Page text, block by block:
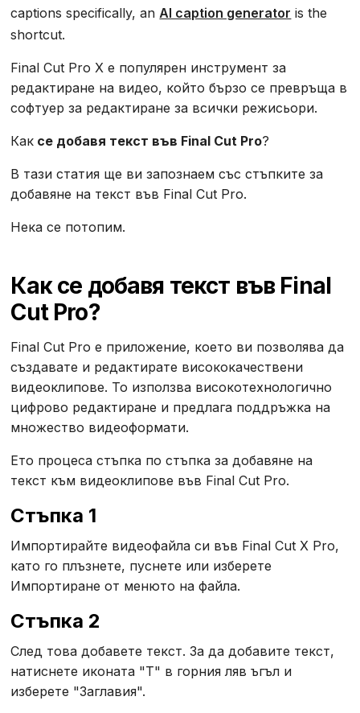
captions specifically, anAI caption generator is the
shortcut.
Final Cut Pro X е популярен инструмент за
редактиране на видео, който бързо се превръща в
софтуер за редактиране за всички режисьори.
Как се добавя текст във Final Cut Pro?
В тази статия ще ви запознаем със стъпките за
добавяне на текст във Final Cut Pro.
Нека се потопим.
Как се добавя текст във Final
Cut Pro?
Final Cut Pro е приложение, което ви позволява да
създавате и редактирате висококачествени
видеоклипове. То използва високотехнологично
цифрово редактиране и предлага поддръжка на
множество видеоформати.
Ето процеса стъпка по стъпка за добавяне на
текст към видеоклипове във Final Cut Pro.
Стъпка 1
Импортирайте видеофайла си във Final Cut X Pro,
като го плъзнете, пуснете или изберете
Импортиране от менюто на файла.
Стъпка 2
След това добавете текст. За да добавите текст,
натиснете иконата "Т" в горния ляв ъгъл и
изберете "Заглавия".